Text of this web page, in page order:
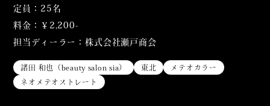
定員：25名
料金：￥2,200-
担当ディーラー：株式会社瀬戸商会
諸田 和也（beauty salon sia） 東北
メテオカラー
ネオメテオストレート